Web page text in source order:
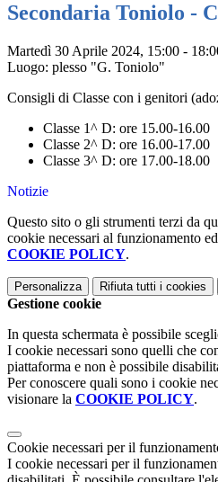
Secondaria Toniolo -
Martedì 30 Aprile 2024, 15:00 -
Luogo: plesso "G. Toniolo"
Consigli di Classe con i genitori
Classe 1^ D: ore 15.00-16.00
Classe 2^ D: ore 16.00-17.00
Classe 3^ D: ore 17.00-18.00
Notizie
Questo sito o gli strumenti terzi da
cookie necessari al funzionamento
COOKIE POLICY.
Personalizza Rifiuta tutti i cookies
Gestione cookie
In questa schermata è possibile
I cookie necessari sono quelli che
piattaforma e non è possibile
Per conoscere quali sono i cookie
visionare la COOKIE POLICY.
Cookie necessari per il
I cookie necessari per il